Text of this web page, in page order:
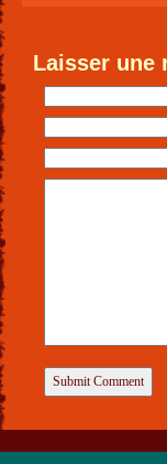
Laisser une